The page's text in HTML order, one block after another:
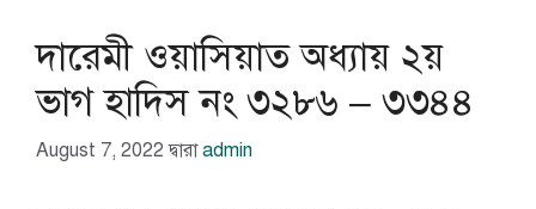
দারেমী ওয়াসিয়াত অধ্যায় ২য়
ভাগ হাদিস নং ৩২৮৬ – ৩৩৪৪
August 7, 2022 দ্বারাadmin